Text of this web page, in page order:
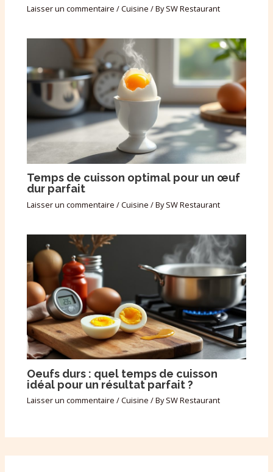
Laisser un commentaire /Cuisine / BySW Restaurant
Temps de cuisson optimal pour un œuf
dur parfait
Laisser un commentaire /Cuisine / BySW Restaurant
Oeufs durs : quel temps de cuisson
idéal pour un résultat parfait ?
Laisser un commentaire /Cuisine / BySW Restaurant